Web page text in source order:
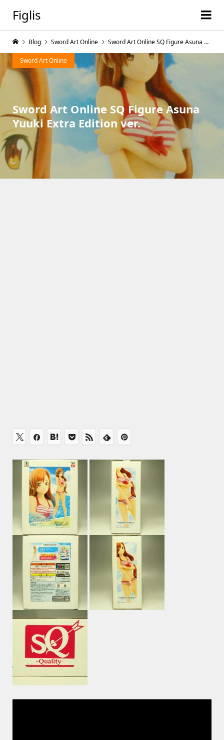
Figlis
Sword Art Online SQ Figure Asuna
Yuuki Extra Edition ver.
Sword Art Online
Blog Sword Art Online Sword Art Online SQ Figure Asuna Yuuki Extra Edition ver.